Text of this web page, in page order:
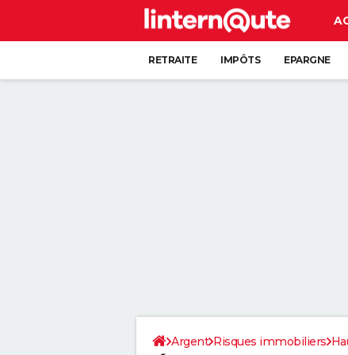
RETRAITE IMPÔTS EPARGNE
Argent Risques immobiliers